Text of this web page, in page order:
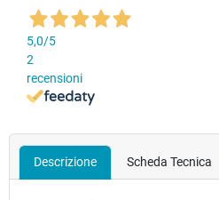
5,0/5
2
recensioni
Descrizione Scheda Tecnica